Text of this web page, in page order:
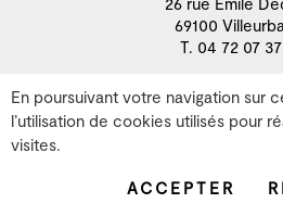
En poursuivant votre navigation sur
l’utilisation de cookies utilisés pour
visites.
ACCEPTER
69100
T. 04 72 07
Contactez-
Les
T. 04 72 07